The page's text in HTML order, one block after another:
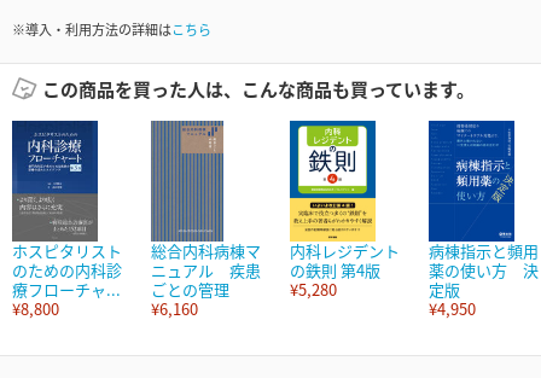
※導入・利用方法の詳細はこちら
この商品を買った人は、こんな商品も買っています。
ホスピタリスト
のための内科診
療フローチャ...
¥8,800
総合内科病棟マ
ニュアル 疾患
ごとの管理
¥6,160
内科レジデント
の鉄則 第4版
¥5,280
病棟指示と頻用
薬の使い方 決
定版
¥4,950